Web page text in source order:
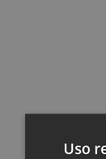
Uso